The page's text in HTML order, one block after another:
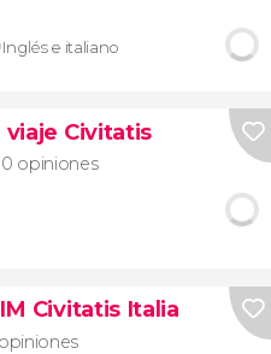
Inglés e italiano
viaje Civitatis
opiniones
Civitatis Italia